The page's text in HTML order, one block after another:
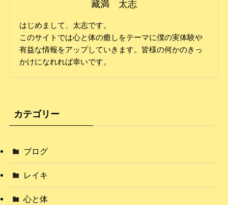
藏満 太志
はじめまして、太志です。
このサイトでは心と体の癒しをテーマに僕の実体験や
有益な情報をアップしていきます。皆様の何かのきっ
かけになれれば幸いです。
カテゴリー
ブログ
レイキ
心と体